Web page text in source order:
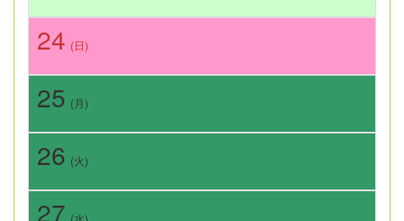
24 (日)
25 (月)
26 (火)
27 (水)